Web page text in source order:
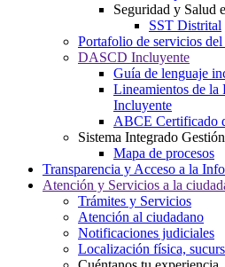
Seguridad y Salud
SST Distrital
Portafolio de servicios
DASCD Incluyente
Guía de lenguaje
Lineamientos de la
Incluyente
ABCE Certificado
Sistema Integrado Gestión
Mapa de procesos
Transparencia y Acceso a la
Atención y Servicios a la
Trámites y Servicios
Atención al ciudadano
Notificaciones judiciales
Localización física,